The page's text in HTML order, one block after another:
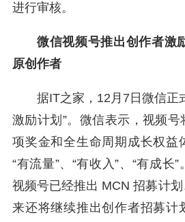
进行审核。
微信视频号推出创作者激
原创作者
据IT之家，12月7日微信正
激励计划”。微信表示，视频
项奖金和全生命周期成长权益
“有流量”、“有收入”、“有成长
视频号已经推出 MCN 招募计
来还将继续推出创作者招募计